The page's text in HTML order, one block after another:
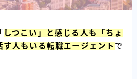
しつこい」と感じる人も「ちょ
す人もいる転職エージェント で